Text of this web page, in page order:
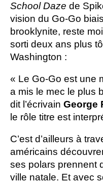
School Daze de
vision du Go-Go
brooklynite, reste
sorti deux ans plus
Washington :
« Le Go-Go est une
a mis le mec le plus
dit l’écrivain George
le rôle titre est
C’est d’ailleurs à
américains
ses polars prennent
ville natale. Et avec